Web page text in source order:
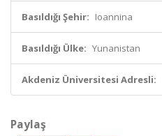
Basıldığı Şehir: Ioannina
Basıldığı Ülke: Yunanistan
Akdeniz Üniversitesi Adresli:
Paylaş